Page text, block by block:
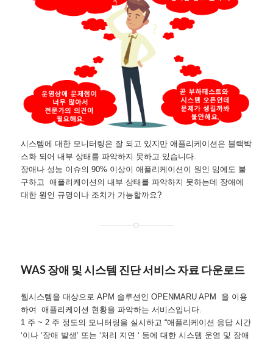
시스템에 대한 모니터링은 잘 되고 있지만 애플리케이션은 블랙박
스화 되어 내부 상태를 파악하지 못하고 있습니다.
장애나 성능 이슈의 90% 이상이 애플리케이션이 원인 임에도 불
구하고 애플리케이션의 내부 상태를 파악하지 못하는데 장애에
대한 원인 규명이나 조치가 가능할까요?
WAS 장애 및 시스템 진단 서비스 자료 다운로드
웹시스템을 대상으로 APM 솔루션인 OPENMARU APM 을 이용
하여 애플리케이션 현황을 파악하는 서비스입니다.
1 주 ~ 2 주 정도의 모니터링을 실시하고 “애플리케이션 응답 시간
‘이나 ‘장애 발생’ 또는 ‘처리 지연 ‘ 등에 대한 시스템 운영 및 장애